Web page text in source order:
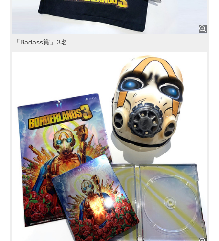
「Badass賞」3名